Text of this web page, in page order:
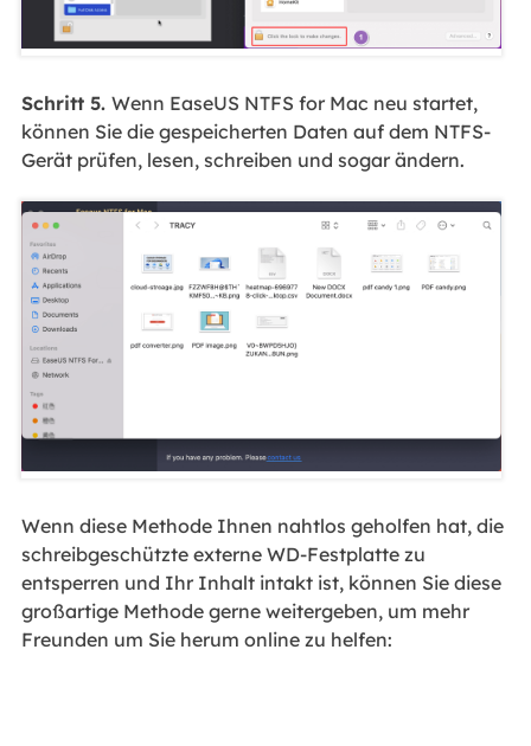
Schritt 5. Wenn EaseUS NTFS for Mac neu startet,
können Sie die gespeicherten Daten auf dem NTFS-
Gerät prüfen, lesen, schreiben und sogar ändern.
Wenn diese Methode Ihnen nahtlos geholfen hat, die
schreibgeschützte externe WD-Festplatte zu
entsperren und Ihr Inhalt intakt ist, können Sie diese
großartige Methode gerne weitergeben, um mehr
Freunden um Sie herum online zu helfen: